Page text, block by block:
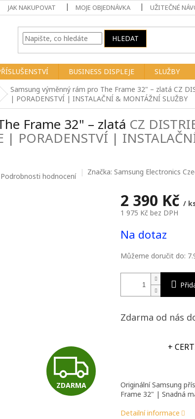
JAK NAKUPOVAT MOJE OBJEDNÁVKA UŽITEČNÉ
HLEDAT
BUSINESS DISPLEJE SLUŽBY
Samsung výměnný rám pro The Frame 32" – zlatáCZ
| PORADENSTVÍ | INSTALAČNÍ & MONTÁŽNÍ SLUŽBY
Frame 32" – zlatá CZ
| PORADENSTVÍ |
Podrobnosti hodnocení Značka: Samsung Electronics
Z
D
ZDARMA
2 390 Kč /
1 975 Kč bez DPH
cena:
Na dotaz
Můžeme doručit do:
Zdarma od nás
+
Originální Samsung
Frame 32" | Snadná
Detailní informace